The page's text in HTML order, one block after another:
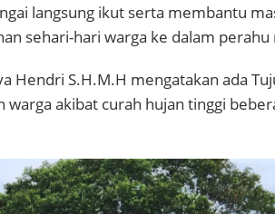
langsung ikut serta membantu
sehari-hari warga ke dalam perahu
Hendri S.H.M.H mengatakan ada
akibat curah hujan tinggi